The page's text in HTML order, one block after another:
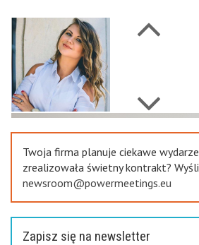
Previous
Twoja firma planuje ciekawe
zrealizowała świetny kontrakt?
newsroom@powermeetings.eu
Zapisz się na newsletter